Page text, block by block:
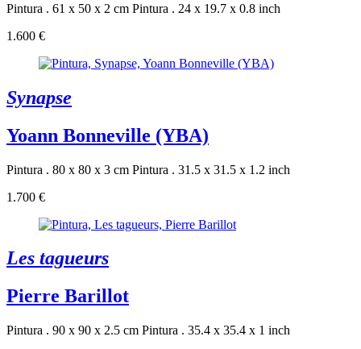
Pintura . 61 x 50 x 2 cm Pintura . 24 x 19.7 x 0.8 inch
1.600 €
Synapse
Yoann Bonneville (YBA)
Pintura . 80 x 80 x 3 cm Pintura . 31.5 x 31.5 x 1.2 inch
1.700 €
Les tagueurs
Pierre Barillot
Pintura . 90 x 90 x 2.5 cm Pintura . 35.4 x 35.4 x 1 inch